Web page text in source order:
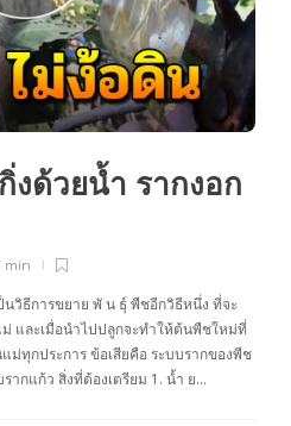
ด้วยน้ำ รากงอก
min
นวิธีการขยาย พั น ธุ์ พืชอีกวิธีหนึ่ง ที่จะ
และเมื่อนำไปปลูกจะทำให้ต้นพืชใหม่ที่
ทุกประการ ข้อเสียคือ ระบบรากของพืช
ากแก้ว สิ่งที่ต้องเตรียม 1. น้ำ ย…